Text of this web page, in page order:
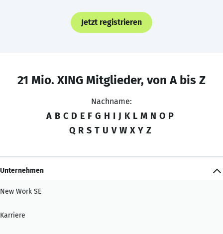
Jetzt registrieren
21 Mio. XING Mitglieder, von A bis Z
Nachname:
A B C D E F G H I J K L M N O P
Q R S T U V W X Y Z
Unternehmen
New Work SE
Karriere